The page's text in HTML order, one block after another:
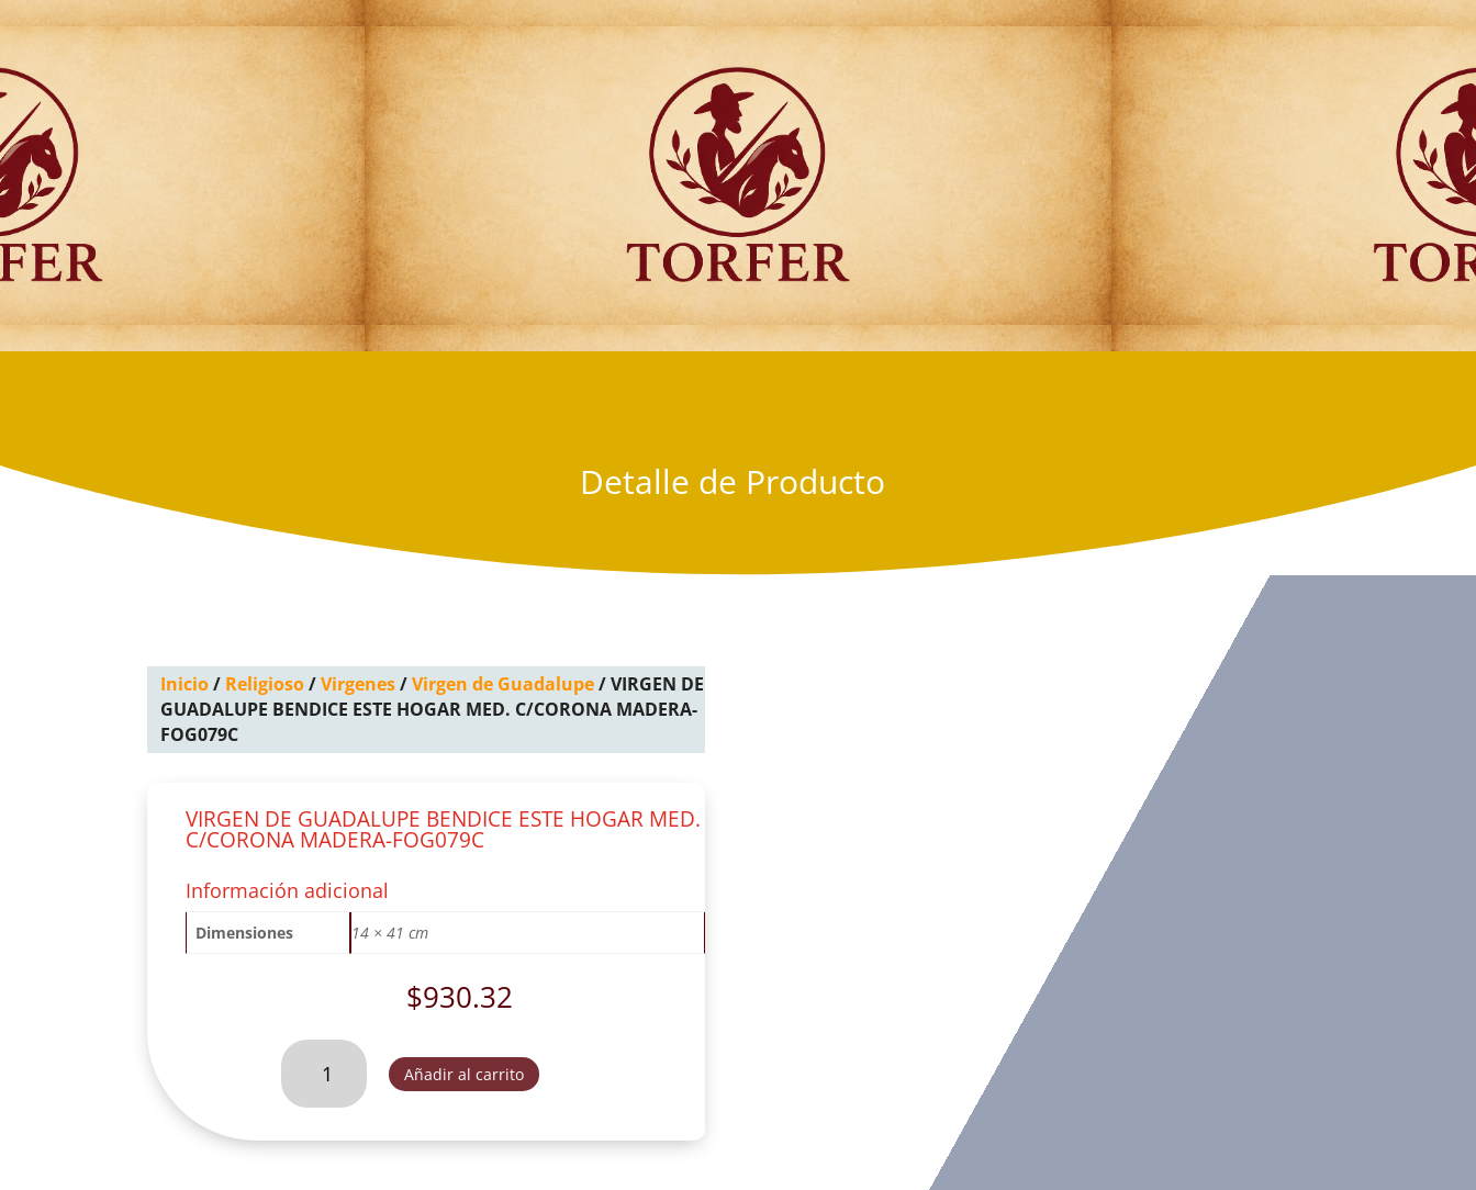
Articulos para Regalo Torfer.
Detalle de Producto
Inicio/ Religioso/Virgenes/Virgen de Guadalupe/ VIRGEN DE
GUADALUPE BENDICE ESTE HOGAR MED. C/CORONA MADERA-
FOG079C
VIRGEN DE GUADALUPE BENDICE ESTE HOGAR MED.
C/CORONA MADERA-FOG079C
Información adicional
Dimensiones 14 × 41 cm
$930.32
VIRGEN
GUADALUPE
Añadir al carrito